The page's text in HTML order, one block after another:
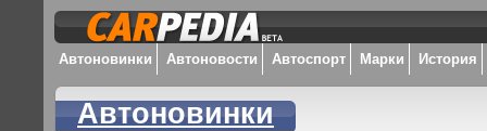
Автоновинки Автоновости Автоспорт Марки История
Автоновинки